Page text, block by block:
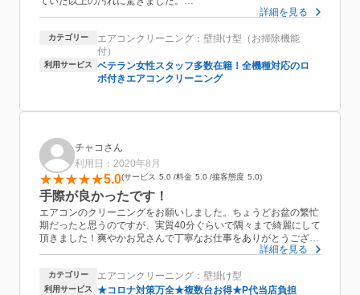
今後の自宅でのお手入れ方法や買い替え時のエアコンの選び方の
とっても涼しい風が出るようになり、寒いくらいです。お盆の忙
しい時に対応していただきありがとうございました！
また来年もお願いしたいと思っています。
詳細を見る
カテゴリー
エアコンクリーニング：壁掛け型（お掃除機能
付）
利用サービス
ベテラン女性スタッフ多数在籍！全機種対応のロ
ボ付きエアコンクリーニング
チャコさん
利用日：2020年8月
5.0 サービス 5.0 料金 5.0 接客態度 5.0
手際が良かったです！
エアコンのクリーニングをお願いしました。ちょうどお盆の繁忙
期だったと思うのですが、実質40分ぐらいで隅々まで綺麗にして
頂きました！爽やかお兄さんで丁寧なお仕事をありがとうござい
詳細を見る
カテゴリー エアコンクリーニング：壁掛け型
利用サービス ★コロナ対策万全★複数台お得★P代当店負担